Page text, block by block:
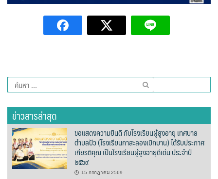
HOMU Villa
Montha Residence
กรีนฮิลล์รีสอร์ท
ก๋างโต้งคอฟฟี่รีสอร์ท
ชมพูภูคารีสอร์ท
ต้นแหลงโฮมสเตย์
ตูบฮิมโต้งโฮมสเตย์
ค้นหา
สำหรับ:
ข่าวสารล่าสุด
ขอแสดงความยินดี กับโรงเรียนผู้สูงอายุ เทศบาล
ตำบลปัว (โรงเรียนกาสะลองเบิกบาน) ได้รับประกาศ
เกียรติคุณ เป็นโรงเรียนผู้สูงอายุดีเด่น ประจำปี
๒๕๖๙
15 กรกฎาคม 2569